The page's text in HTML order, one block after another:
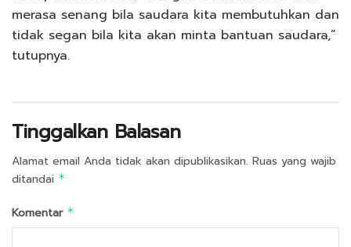
merasa senang bila saudara kita membutuhkan dan
tidak segan bila kita akan minta bantuan saudara,”
tutupnya.
Tinggalkan Balasan
Alamat email Anda tidak akan dipublikasikan. Ruas yang wajib
ditandai *
Komentar *